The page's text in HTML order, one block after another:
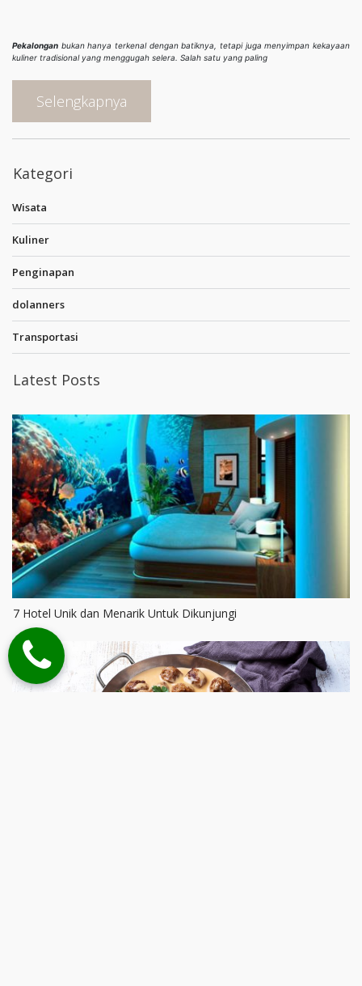
Pekalongan bukan hanya terkenal dengan batiknya, tetapi juga menyimpan kekayaan
kuliner tradisional yang menggugah selera. Salah satu yang paling
Selengkapnya
Kategori
Wisata
Kuliner
Penginapan
dolanners
Transportasi
Latest Posts
7 Hotel Unik dan Menarik Untuk Dikunjungi